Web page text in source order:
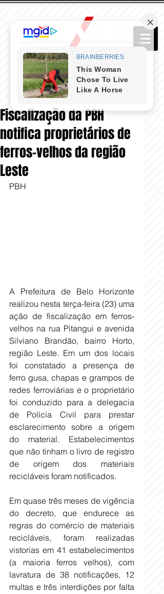
Fiscalização da PBH
notifica proprietários de
ferros-velhos da região
Leste
PBH
A Prefeitura de Belo Horizonte
realizou nesta terça-feira (23) uma
ação de fiscalização em ferros-
velhos na rua Pitangui e avenida
Silviano Brandão, bairro Horto,
região Leste. Em um dos locais
foi constatado a presença de
ferro gusa, chapas e grampos de
redes ferroviárias e o proprietário
foi conduzido para a delegacia
de Polícia Civil para prestar
esclarecimento sobre a origem
do material. Estabelecimentos
que não tinham o livro de registro
de origem dos materiais
recicláveis foram notificados.
Em quase três meses de vigência
do decreto, que endurece as
regras do comércio de materiais
recicláveis, foram realizadas
vistorias em 41 estabelecimentos
(a maioria ferros velhos), com
lavratura de 38 notificações, 12
multas e três interdições por falta